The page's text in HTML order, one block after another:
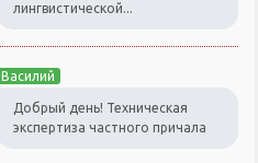
лингвистической...
Василий
Добрый день! Техническая
экспертиза частного причала